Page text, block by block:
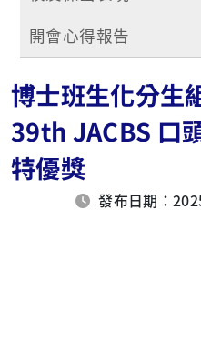
開會心得報告
博士班生化分生
39th JACBS 口
特優獎
發布日期：